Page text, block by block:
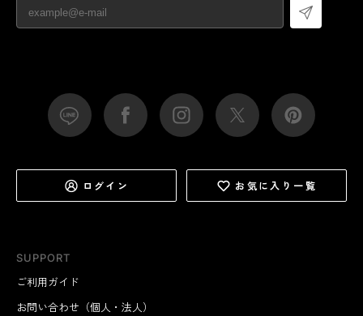
SUPPORT
ご利用ガイド
お問い合わせ（個人・法人）
ログイン お気に入り一覧